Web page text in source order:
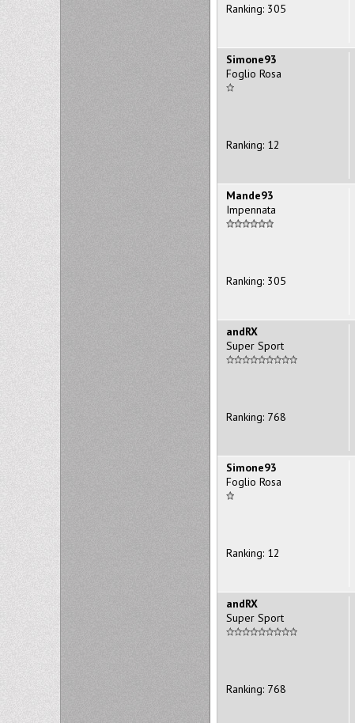
Ranking: 305
Simone93
Foglio Rosa
Ranking: 12
Mande93
Impennata
Ranking: 305
andRX
Super Sport
Ranking: 768
Simone93
Foglio Rosa
Ranking: 12
andRX
Super Sport
Ranking: 768